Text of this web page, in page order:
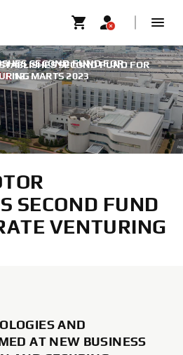
SECOND FUND FOR
SECOND FUND FOR
| 12. MARTS 2023
SECOND FUND
VENTURING
AND
AT NEW BUSINESS